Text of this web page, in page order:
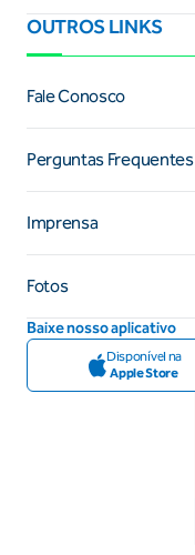
OUTROS LINKS
Fale Conosco
Perguntas Frequentes
Imprensa
Fotos
Baixe nosso aplicativo
Disponível na
Apple Store